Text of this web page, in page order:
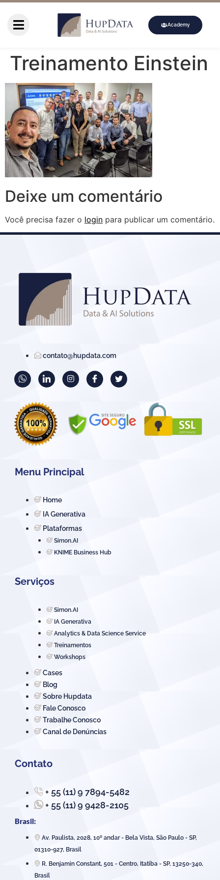
Academy
Treinamento Einstein
Deixe um comentário
Você precisa fazer o login para publicar um comentário.
contato@hupdata.com
Menu Principal
Home
IA Generativa
Plataformas
Simon.AI
KNIME Business Hub
Serviços
Simon.AI
IA Generativa
Analytics & Data Science Service
Treinamentos
Workshops
Cases
Blog
Sobre Hupdata
Fale Conosco
Trabalhe Conosco
Canal de Denúncias
Contato
+ 55 (11) 9 7894-5482
+ 55 (11) 9 9428-2105
Brasil:
Av. Paulista, 2028, 10º andar - Bela Vista, São Paulo - SP,
01310-927, Brasil
R. Benjamin Constant, 501 - Centro, Itatiba - SP, 13250-340,
Brasil